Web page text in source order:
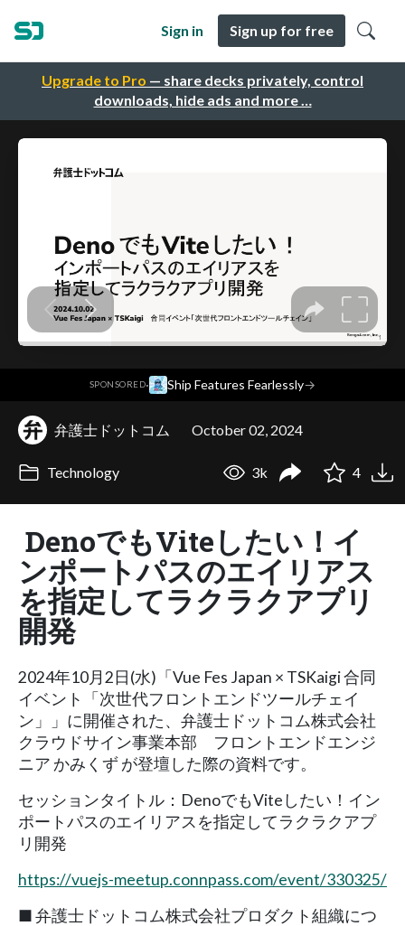
Upgrade to Pro — share decks privately, control
downloads, hide ads and more …
Sign in Sign up for free
SPONSORED· Ship Features Fearlessly→
弁護士ドットコム October 02, 2024
Technology 3k 4
DenoでもViteしたい！イ
ンポートパスのエイリアス
を指定してラクラクアプリ
開発
2024年10月2日(水)「Vue Fes Japan × TSKaigi 合同
イベント「次世代フロントエンドツールチェイ
ン」」に開催された、弁護士ドットコム株式会社
クラウドサイン事業本部 フロントエンドエンジ
ニア かみくず が登壇した際の資料です。
セッションタイトル：DenoでもViteしたい！イン
ポートパスのエイリアスを指定してラクラクアプ
リ開発
https://vuejs-meetup.connpass.com/event/330325/
■ 弁護士ドットコム株式会社プロダクト組織につ